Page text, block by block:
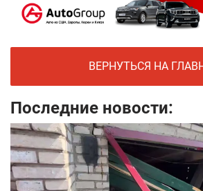
ВЕРНУТЬСЯ НА
Последние новости: